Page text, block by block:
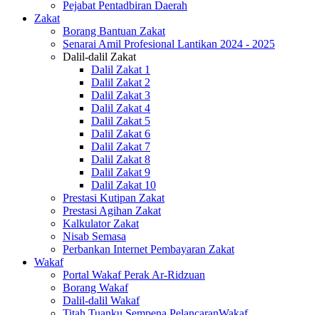
Pejabat Pentadbiran Daerah
Zakat
Borang Bantuan Zakat
Senarai Amil Profesional Lantikan 2024 - 2025
Dalil-dalil Zakat
Dalil Zakat 1
Dalil Zakat 2
Dalil Zakat 3
Dalil Zakat 4
Dalil Zakat 5
Dalil Zakat 6
Dalil Zakat 7
Dalil Zakat 8
Dalil Zakat 9
Dalil Zakat 10
Prestasi Kutipan Zakat
Prestasi Agihan Zakat
Kalkulator Zakat
Nisab Semasa
Perbankan Internet Pembayaran Zakat
Wakaf
Portal Wakaf Perak Ar-Ridzuan
Borang Wakaf
Dalil-dalil Wakaf